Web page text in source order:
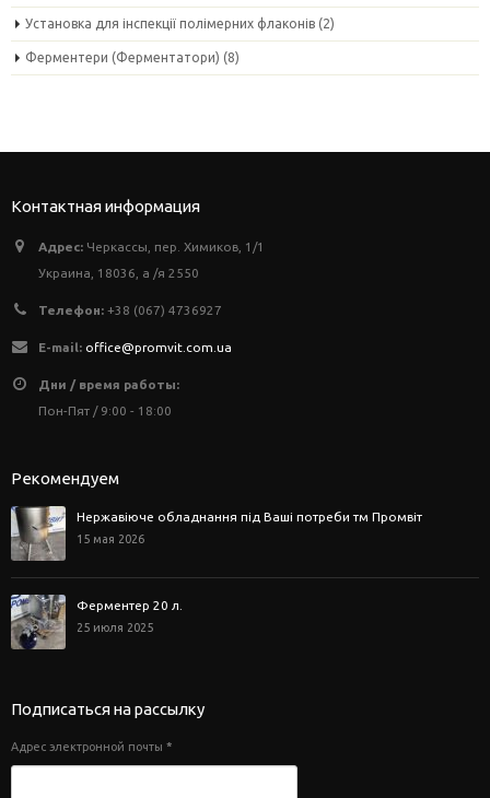
Установка для інспекції полімерних флаконів (2)
Ферментери (Ферментатори) (8)
Контактная информация
Адрес: Черкассы, пер. Химиков, 1/1
Украина, 18036, а /я 2550
Телефон: +38 (067) 4736927
E-mail: office@promvit.com.ua
Дни / время работы:
Пон-Пят / 9:00 - 18:00
Рекомендуем
Нержавіюче обладнання під Ваші потреби тм Промвіт
15 мая 2026
Ферментер 20 л.
25 июля 2025
Подписаться на рассылку
Адрес электронной почты *